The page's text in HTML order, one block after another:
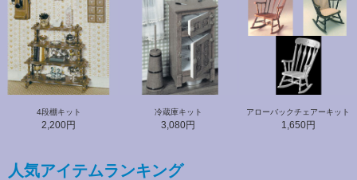
4段棚キット
2,200円
冷蔵庫キット
3,080円
アローバックチェアーキット
1,650円
人気アイテムランキング